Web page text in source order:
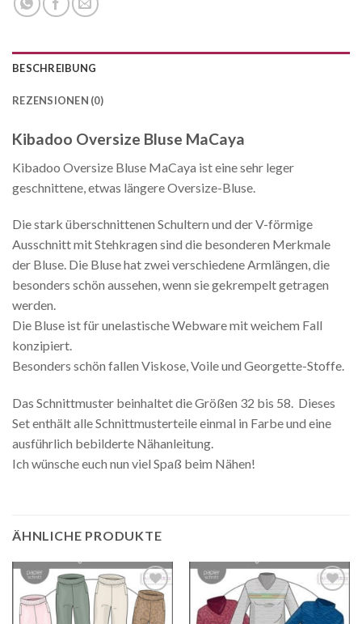
BESCHREIBUNG
REZENSIONEN (0)
Kibadoo Oversize Bluse MaCaya
Kibadoo Oversize Bluse MaCaya ist eine sehr leger
geschnittene, etwas längere Oversize-Bluse.
Die stark überschnittenen Schultern und der V-förmige
Ausschnitt mit Stehkragen sind die besonderen Merkmale
der Bluse. Die Bluse hat zwei verschiedene Armlängen, die
besonders schön aussehen, wenn sie gekrempelt getragen
werden.
Die Bluse ist für unelastische Webware mit weichem Fall
konzipiert.
Besonders schön fallen Viskose, Voile und Georgette-Stoffe.
Das Schnittmuster beinhaltet die Größen 32 bis 58. Dieses
Set enthält alle Schnittmusterteile einmal in Farbe und eine
ausführlich bebilderte Nähanleitung.
Ich wünsche euch nun viel Spaß beim Nähen!
ÄHNLICHE PRODUKTE
Auf die
Wunschliste
Auf die
Wunschliste